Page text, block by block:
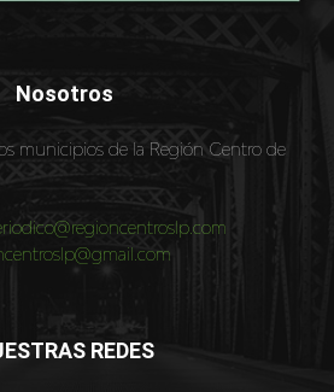
Nosotros
municipios de la Región Centro de
REDES